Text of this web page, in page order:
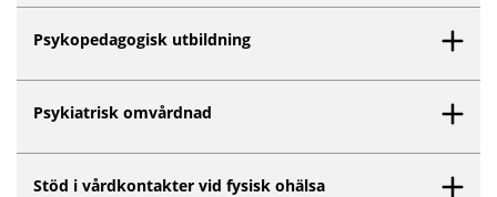
Psykopedagogisk utbildning
Psykiatrisk omvårdnad
Stöd i vårdkontakter vid fysisk ohälsa